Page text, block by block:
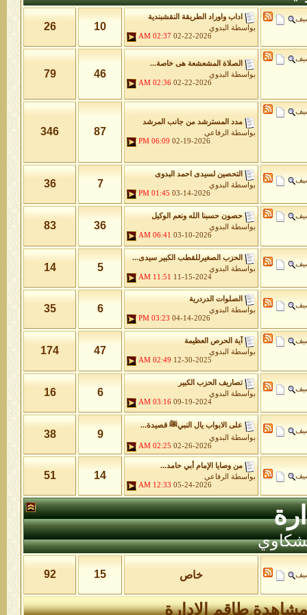
اداب واوراد الطريقة النقشبندية
بواسطة
البدوي
02-22-2026
02:37 AM
10
26
الصلاة المشعشعة هى خاصة...
بواسطة
البدوي
02-22-2026
02:36 AM
46
79
مدد المسترشد من جانب المرشد
بواسطة
الرفاعي
02-19-2026
06:09 PM
87
346
التحصين لسيدى احمد البدوى
بواسطة
البدوي
03-14-2026
01:45 PM
7
36
حصون حسبنا الله ونعم الوكيل
بواسطة
البدوي
03-10-2026
06:41 AM
36
83
الحزب الصغيرللقطب الكبير سيدى...
بواسطة
البدوي
11-15-2024
11:51 AM
5
14
الصلوات الدردرية
بواسطة
البدوي
04-14-2026
03:23 PM
6
35
آية الحرص العظيمة
بواسطة
البدوي
12-30-2025
02:49 AM
47
174
تصاريف الحزب الكبير
بواسطة
البدوي
09-19-2024
03:16 AM
6
16
على الابواب يال النبيﷺ قصيدة...
بواسطة
البدوي
02-26-2026
02:25 AM
9
38
من وصايا الإمام أبي حامد...
بواسطة
الرفاعي
05-24-2026
12:33 AM
14
51
خاص 15
92
طاقم الإدارة